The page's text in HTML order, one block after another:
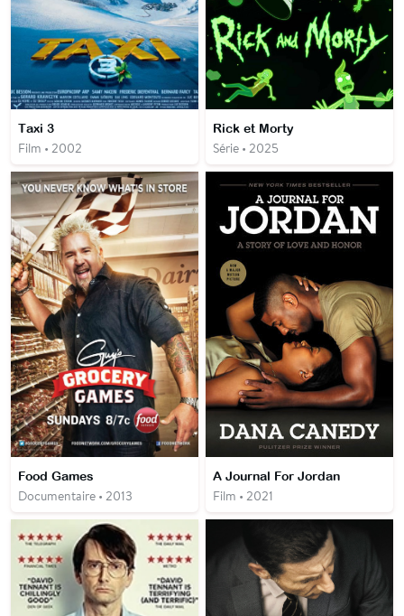
Taxi 3
Film • 2002
Rick et Morty
Série • 2025
Food Games
Documentaire • 2013
A Journal For Jordan
Film • 2021